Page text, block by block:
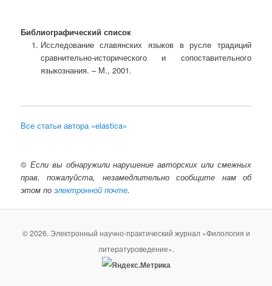
Библиографический список
Исследование славянских языков в русле традиций
сравнительно-исторического и сопоставительного
языкознания. – М., 2001.
Все статьи автора «elastica»
© Если вы обнаружили нарушение авторских или смежных
прав, пожалуйста, незамедлительно сообщите нам об
этом поэлектронной почте.
© 2026. Электронный научно-практический журнал «Филология и
литературоведение».